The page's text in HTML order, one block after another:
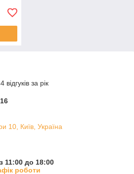
за рік
10, Київ, Україна
11:00 до 18:00
роботи